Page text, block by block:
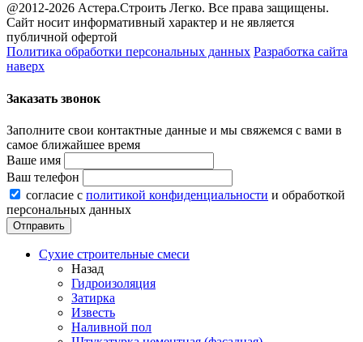
@2012-2026 Астера.Строить Легко. Все права защищены.
Сайт носит информативный характер и не является
публичной офертой
Политика обработки персональных данных Разработка сайта
наверх
Заказать звонок
Заполните свои контактные данные и мы свяжемся с вами в
самое ближайшее время
Ваше имя
Ваш телефон
согласие с политикой конфиденциальности и обработкой
персональных данных
Сухие строительные смеси
Назад
Гидроизоляция
Затирка
Известь
Наливной пол